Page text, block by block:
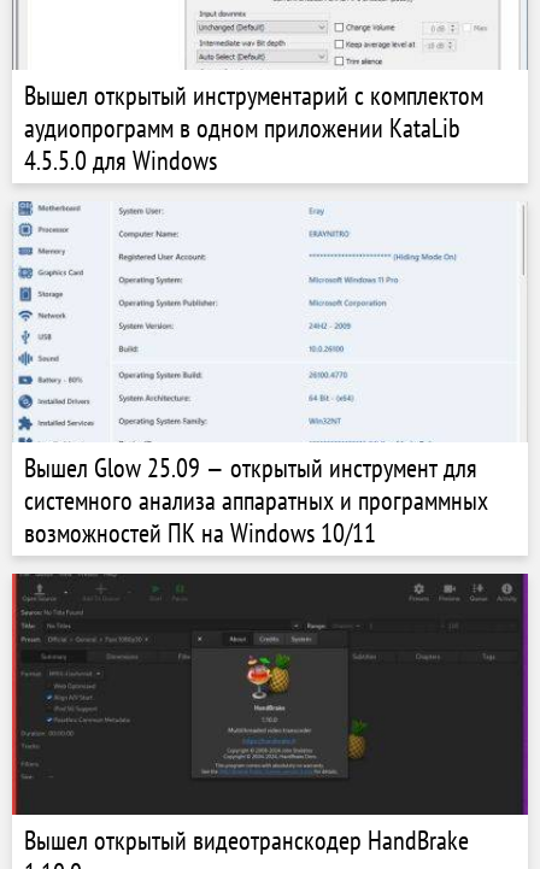
Вышел открытый инструментарий с комплектом
аудиопрограмм в одном приложении KataLib
4.5.5.0 для Windows
Вышел Glow 25.09 — открытый инструмент для
системного анализа аппаратных и программных
возможностей ПК на Windows 10/11
Вышел открытый видеотранскодер HandBrake